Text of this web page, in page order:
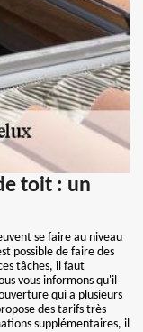
toit : un
se faire au niveau
possible de faire des
tâches, il faut
vous informons qu'il
qui a plusieurs
des tarifs très
supplémentaires, il